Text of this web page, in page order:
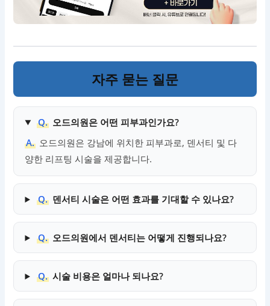
자주 묻는 질문
Q. 오드의원은 어떤 피부과인가요?
A. 오드의원은 강남에 위치한 피부과로, 덴서티 및 다
양한 리프팅 시술을 제공합니다.
Q. 덴서티 시술은 어떤 효과를 기대할 수 있나요?
Q. 오드의원에서 덴서티는 어떻게 진행되나요?
Q. 시술 비용은 얼마나 되나요?